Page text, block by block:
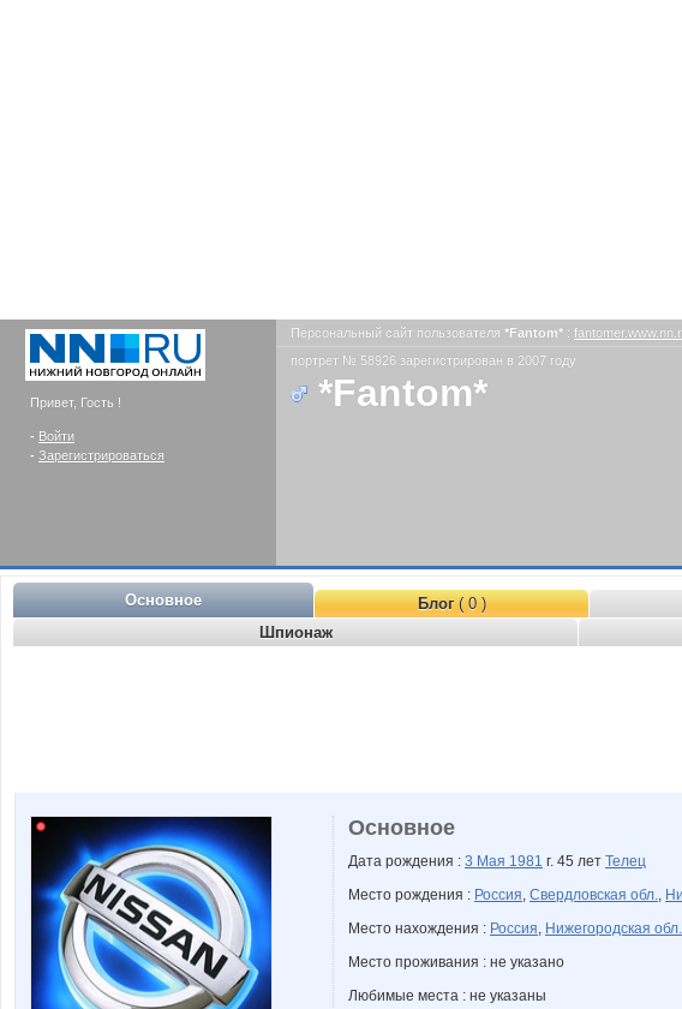
Привет, Гость !
- Войти
- Зарегистрироваться
Персональный сайт пользователя *Fantom* :
портрет № 58926 зарегистрирован в 2007 году
*Fantom*
Основное Блог( 0 )
Шпионаж
Основное
Дата рождения : 3 Мая 1981 г. 45 лет Телец
Место рождения : Россия, Свердловская обл.,
Место нахождения : Россия, Нижегородская обл.
Место проживания : не указано
Любимые места : не указаны